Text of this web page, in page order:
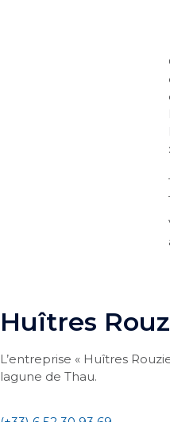
:
Huîtres
L’entreprise « Huîtres
lagune de Thau.